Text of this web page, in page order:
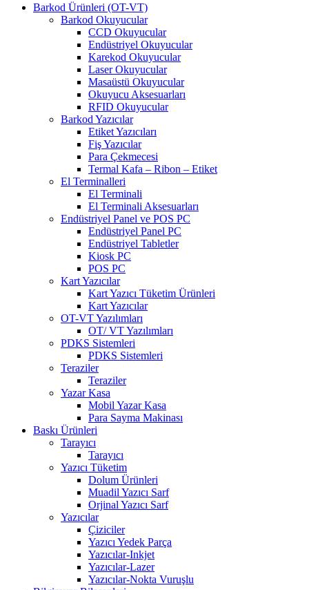
Barkod Ürünleri (OT-VT)
Barkod Okuyucular
CCD Okuyucular
Endüstriyel Okuyucular
Karekod Okuyucular
Laser Okuyucular
Masaüstü Okuyucular
Okuyucu Aksesuarları
RFID Okuyucular
Barkod Yazıcılar
Etiket Yazıcıları
Fiş Yazıcılar
Para Çekmecesi
Termal Kafa – Ribon – Etiket
El Terminalleri
El Terminali
El Terminali Aksesuarları
Endüstriyel Panel ve POS PC
Endüstriyel Panel PC
Endüstriyel Tabletler
Kiosk PC
POS PC
Kart Yazıcılar
Kart Yazıcı Tüketim Ürünleri
Kart Yazıcılar
OT-VT Yazılımları
OT/ VT Yazılımları
PDKS Sistemleri
PDKS Sistemleri
Teraziler
Teraziler
Yazar Kasa
Mobil Yazar Kasa
Para Sayma Makinası
Baskı Ürünleri
Tarayıcı
Tarayıcı
Yazıcı Tüketim
Dolum Ürünleri
Muadil Yazıcı Sarf
Orjinal Yazıcı Sarf
Yazıcılar
Çiziciler
Yazıcı Yedek Parça
Yazıcılar-Inkjet
Yazıcılar-Lazer
Yazıcılar-Nokta Vuruşlu